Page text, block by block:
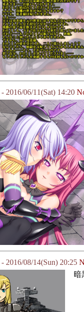
- 2016/06/11(Sat) 14:20
- 2016/08/14(Sun) 20:25
暗